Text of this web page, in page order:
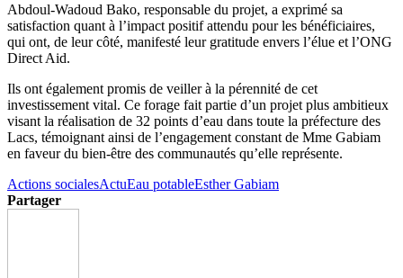
Abdoul-Wadoud Bako, responsable du projet, a exprimé sa
satisfaction quant à l’impact positif attendu pour les bénéficiaires,
qui ont, de leur côté, manifesté leur gratitude envers l’élue et l’ONG
Direct Aid.
Ils ont également promis de veiller à la pérennité de cet
investissement vital. Ce forage fait partie d’un projet plus ambitieux
visant la réalisation de 32 points d’eau dans toute la préfecture des
Lacs, témoignant ainsi de l’engagement constant de Mme Gabiam
en faveur du bien-être des communautés qu’elle représente.
Actions socialesActuEau potableEsther Gabiam
Partager